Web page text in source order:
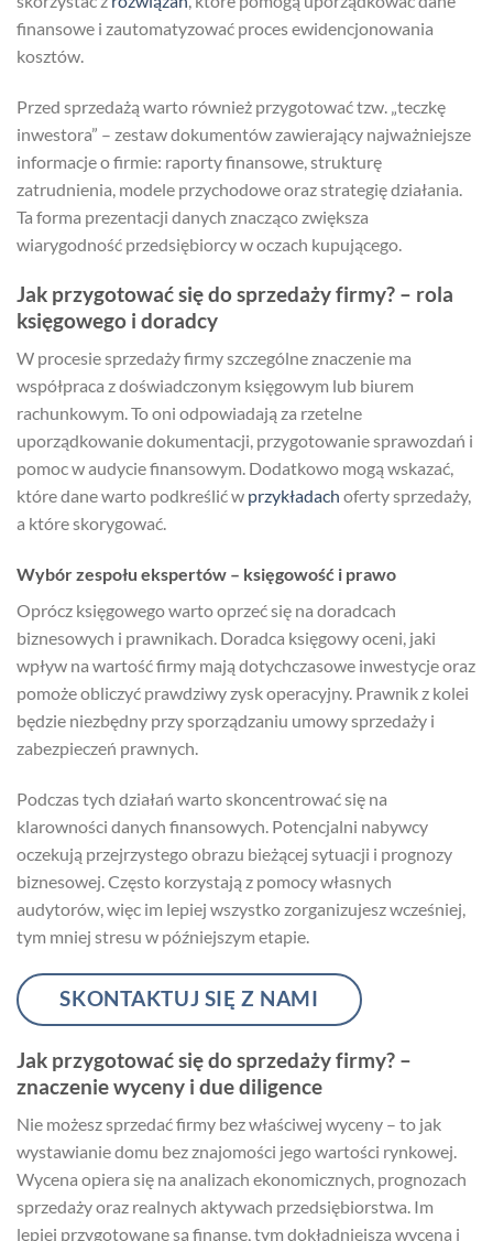
finansowe i zautomatyzować proces ewidencjonowania
kosztów.
Przed sprzedażą warto również przygotować tzw. „teczkę
inwestora” – zestaw dokumentów zawierający najważniejsze
informacje o firmie: raporty finansowe, strukturę
zatrudnienia, modele przychodowe oraz strategię działania.
Ta forma prezentacji danych znacząco zwiększa
wiarygodność przedsiębiorcy w oczach kupującego.
Jak przygotować się do sprzedaży firmy? – rola
księgowego i doradcy
W procesie sprzedaży firmy szczególne znaczenie ma
współpraca z doświadczonym księgowym lub biurem
rachunkowym. To oni odpowiadają za rzetelne
uporządkowanie dokumentacji, przygotowanie sprawozdań i
pomoc w audycie finansowym. Dodatkowo mogą wskazać,
które dane warto podkreślić w przykładach oferty sprzedaży,
a które skorygować.
Wybór zespołu ekspertów – księgowość i prawo
Oprócz księgowego warto oprzeć się na doradcach
biznesowych i prawnikach. Doradca księgowy oceni, jaki
wpływ na wartość firmy mają dotychczasowe inwestycje oraz
pomoże obliczyć prawdziwy zysk operacyjny. Prawnik z kolei
będzie niezbędny przy sporządzaniu umowy sprzedaży i
zabezpieczeń prawnych.
Podczas tych działań warto skoncentrować się na
klarowności danych finansowych. Potencjalni nabywcy
oczekują przejrzystego obrazu bieżącej sytuacji i prognozy
biznesowej. Często korzystają z pomocy własnych
audytorów, więc im lepiej wszystko zorganizujesz wcześniej,
tym mniej stresu w późniejszym etapie.
SKONTAKTUJ SIĘ Z NAMI
Jak przygotować się do sprzedaży firmy? –
znaczenie wyceny i due diligence
Nie możesz sprzedać firmy bez właściwej wyceny – to jak
wystawianie domu bez znajomości jego wartości rynkowej.
Wycena opiera się na analizach ekonomicznych, prognozach
sprzedaży oraz realnych aktywach przedsiębiorstwa. Im
lepiej przygotowane są finanse, tym dokładniejsza wycena i